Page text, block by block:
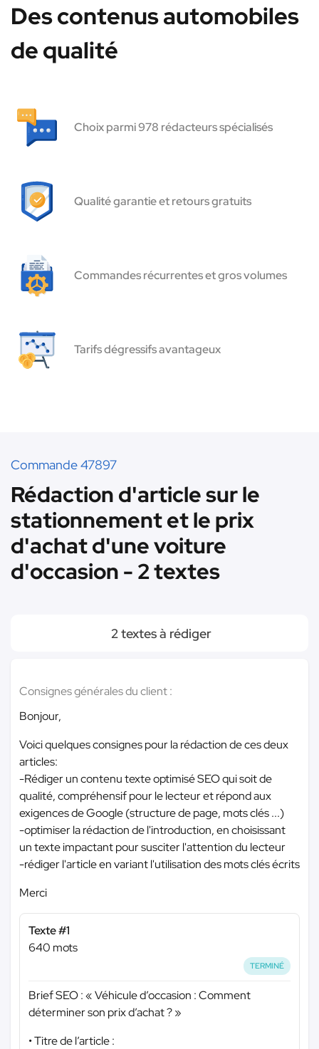
Des contenus automobiles
de qualité
Choix parmi 978 rédacteurs spécialisés
Qualité garantie et retours gratuits
Commandes récurrentes et gros volumes
Tarifs dégressifs avantageux
Commande 47897
Rédaction d'article sur le
stationnement et le prix
d'achat d'une voiture
d'occasion - 2 textes
2 textes à rédiger
Consignes générales du client :
Bonjour,
Voici quelques consignes pour la rédaction de ces deux
articles:
-Rédiger un contenu texte optimisé SEO qui soit de
qualité, compréhensif pour le lecteur et répond aux
exigences de Google (structure de page, mots clés ...)
-optimiser la rédaction de l'introduction, en choisissant
un texte impactant pour susciter l'attention du lecteur
-rédiger l'article en variant l'utilisation des mots clés écrits
Merci
Texte #1
640 mots
TERMINÉ
Brief SEO : « Véhicule d’occasion : Comment
déterminer son prix d’achat ? »
• Titre de l’article :